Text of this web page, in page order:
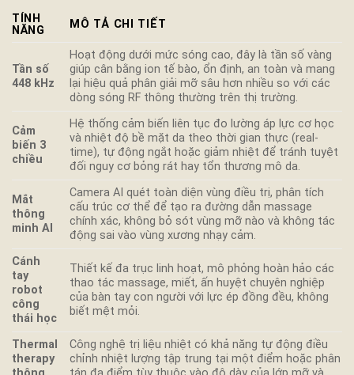
TÍNH
NĂNG
MÔ TẢ CHI TIẾT
Tần số
448 kHz
Hoạt động dưới mức sóng cao, đây là tần số vàng
giúp cân bằng ion tế bào, ổn định, an toàn và mang
lại hiệu quả phân giải mỡ sâu hơn nhiều so với các
dòng sóng RF thông thường trên thị trường.
Cảm
biến 3
chiều
Hệ thống cảm biến liên tục đo lường áp lực cơ học
và nhiệt độ bề mặt da theo thời gian thực (real-
time), tự động ngắt hoặc giảm nhiệt để tránh tuyệt
đối nguy cơ bỏng rát hay tổn thương mô da.
Mắt
thông
minh AI
Camera AI quét toàn diện vùng điều trị, phân tích
cấu trúc cơ thể để tạo ra đường dẫn massage
chính xác, không bỏ sót vùng mỡ nào và không tác
động sai vào vùng xương nhạy cảm.
Cánh
tay
robot
công
thái học
Thiết kế đa trục linh hoạt, mô phỏng hoàn hảo các
thao tác massage, miết, ấn huyệt chuyên nghiệp
của bàn tay con người với lực ép đồng đều, không
biết mệt mỏi.
Thermal
therapy
Công nghệ trị liệu nhiệt có khả năng tự động điều
chỉnh nhiệt lượng tập trung tại một điểm hoặc phân